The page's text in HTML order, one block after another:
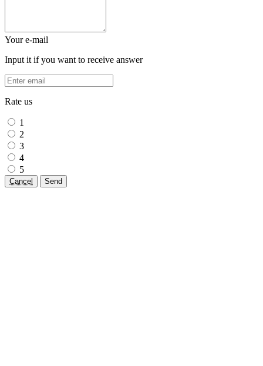
Your e-mail
Input it if you want to receive answer
Rate us
1
2
3
4
5
Cancel Send